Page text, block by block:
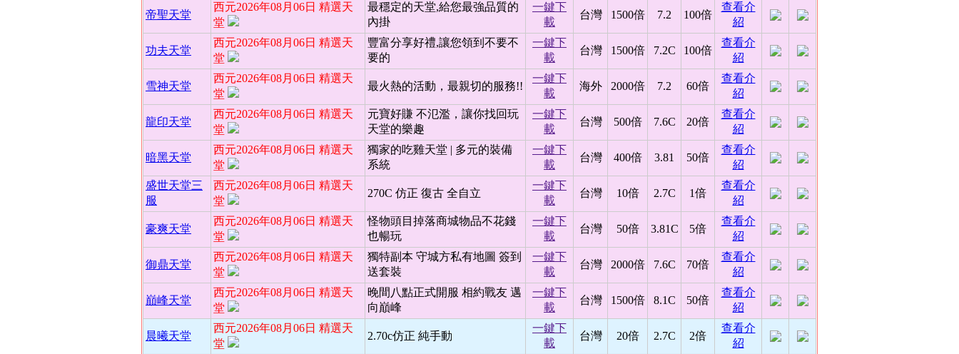
帝聖天堂
西元2026年08月06日 精選天
堂
最穩定的天堂,給您最強品質的
內掛
一鍵下
載
台灣 1500倍 7.2 100倍
查看介
紹
功夫天堂
西元2026年08月06日 精選天
堂
豐富分享好禮,讓您領到不要不
要的
一鍵下
載
台灣 1500倍 7.2C 100倍
查看介
紹
雪神天堂
西元2026年08月06日 精選天
堂
最火熱的活動，最親切的服務!!
一鍵下
載
海外 2000倍 7.2 60倍
查看介
紹
龍印天堂
西元2026年08月06日 精選天
堂
元寶好賺 不氾濫，讓你找回玩
天堂的樂趣
一鍵下
載
台灣 500倍 7.6C 20倍
查看介
紹
暗黑天堂
西元2026年08月06日 精選天
堂
獨家的吃雞天堂 | 多元的裝備
系統
一鍵下
載
台灣 400倍 3.81 50倍
查看介
紹
盛世天堂三
服
西元2026年08月06日 精選天
堂
270C 仿正 復古 全自立
一鍵下
載
台灣 10倍 2.7C 1倍
查看介
紹
豪爽天堂
西元2026年08月06日 精選天
堂
怪物頭目掉落商城物品不花錢
也暢玩
一鍵下
載
台灣 50倍 3.81C 5倍
查看介
紹
御鼎天堂
西元2026年08月06日 精選天
堂
獨特副本 守城方私有地圖 簽到
送套裝
一鍵下
載
台灣 2000倍 7.6C 70倍
查看介
紹
巔峰天堂
西元2026年08月06日 精選天
堂
晚間八點正式開服 相約戰友 邁
向巔峰
一鍵下
載
台灣 1500倍 8.1C 50倍
查看介
紹
晨曦天堂
西元2026年08月06日 精選天
堂
2.70c仿正 純手動
一鍵下
載
台灣 20倍 2.7C 2倍
查看介
紹